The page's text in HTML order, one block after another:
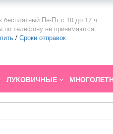
бесплатный Пн-Пт с 10 до 17 ч
по телефону не принимаются.
/ Сроки отправок
ЛУКОВИЧНЫЕ